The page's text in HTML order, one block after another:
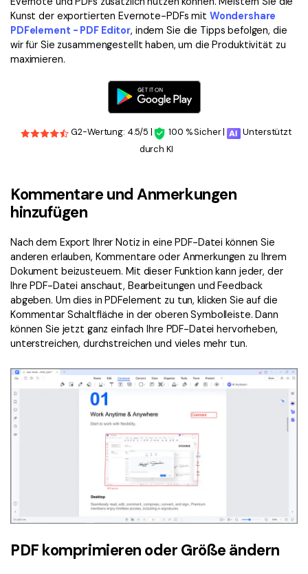
Kunst der exportierten Evernote-PDFs mit Wondershare
PDFelement - PDF Editor, indem Sie die Tipps befolgen, die
wir für Sie zusammengestellt haben, um die Produktivität zu
maximieren.
G2-Wertung: 4.5/5 | 100 % Sicher |
Unterstützt
durch KI
Kommentare und Anmerkungen
hinzufügen
Nach dem Export Ihrer Notiz in eine PDF-Datei können Sie
anderen erlauben, Kommentare oder Anmerkungen zu Ihrem
Dokument beizusteuern. Mit dieser Funktion kann jeder, der
Ihre PDF-Datei anschaut, Bearbeitungen und Feedback
abgeben. Um dies in PDFelement zu tun, klicken Sie auf die
Kommentar Schaltfläche in der oberen Symbolleiste. Dann
können Sie jetzt ganz einfach Ihre PDF-Datei hervorheben,
unterstreichen, durchstreichen und vieles mehr tun.
PDF komprimieren oder Größe ändern